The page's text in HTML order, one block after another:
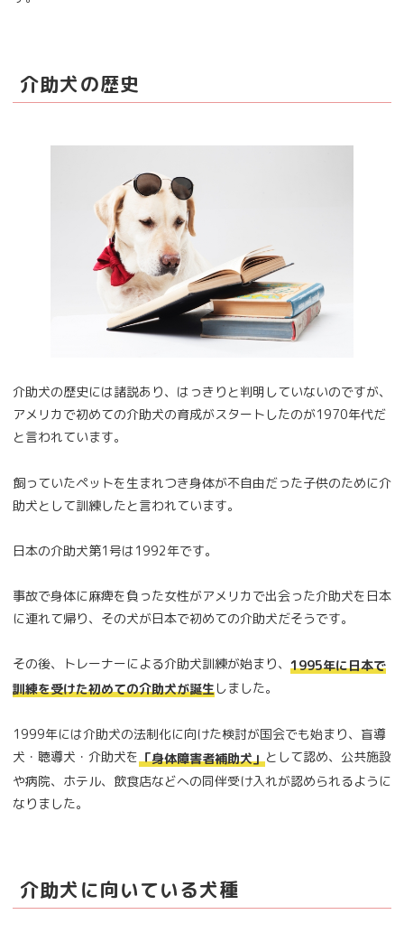
介助犬の歴史
介助犬の歴史には諸説あり、はっきりと判明していないのですが、
アメリカで初めての介助犬の育成がスタートしたのが1970年代だ
と言われています。
飼っていたペットを生まれつき身体が不自由だった子供のために介
助犬として訓練したと言われています。
日本の介助犬第1号は1992年です。
事故で身体に麻痺を負った女性がアメリカで出会った介助犬を日本
に連れて帰り、その犬が日本で初めての介助犬だそうです。
その後、トレーナーによる介助犬訓練が始まり、 1995年に日本で
訓練を受けた初めての介助犬が誕生しました。
1999年には介助犬の法制化に向けた検討が国会でも始まり、盲導
犬・聴導犬・介助犬を「身体障害者補助犬」として認め、公共施設
や病院、ホテル、飲食店などへの同伴受け入れが認められるように
なりました。
介助犬に向いている犬種